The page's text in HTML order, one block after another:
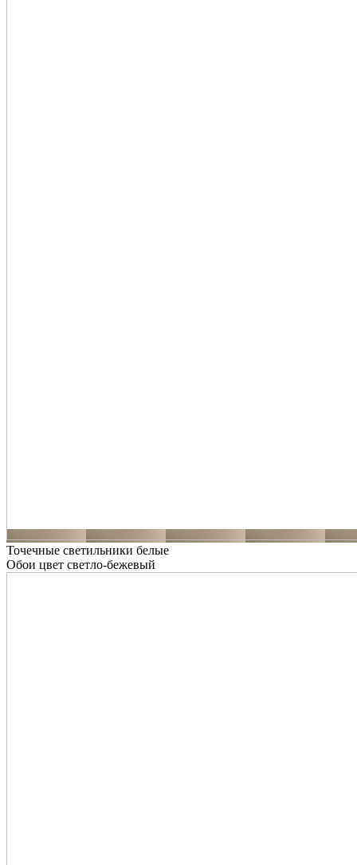
Точечные светильники белые
Обои цвет светло-бежевый